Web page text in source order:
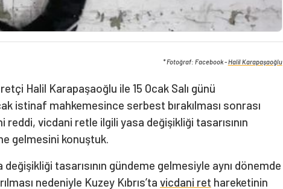
* Fotoğraf: Facebook -Halil Karapaşaoğlu
retçi Halil Karapaşaoğlu ile 15 Ocak Salı günü
istinaf mahkemesince serbest bırakılması sonrası
reddi, vicdani retle ilgili yasa değişikliği tasarısının
gelmesini konuştuk.
tasarısının gündeme gelmesiyle aynı dönemde
nedeniyle Kuzey Kıbrıs’ta vicdani ret hareketinin